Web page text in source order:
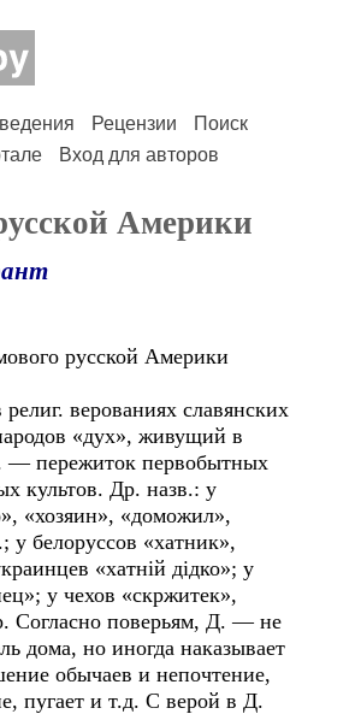
Рецензии
Поиск
Вход для авторов
Америки
русской Америки
верованиях славянских
«дух», живущий в
— пережиток первобытных
культов. Др. назв.: у
«хозяин», «доможил»,
у белоруссов «хатник»,
«хатнiй дiдко»; у
у чехов «скржитек»,
Согласно поверьям, Д. — не
дома, но иногда наказывает
обычаев и непочтение,
пугает и т.д. С верой в Д.